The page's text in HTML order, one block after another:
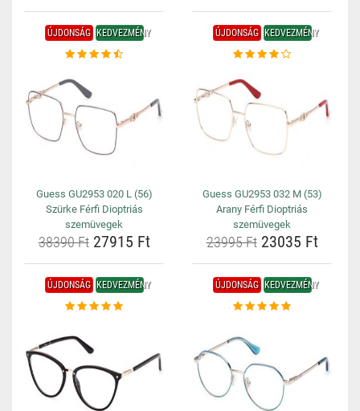
ÚJDONSÁG KEDVEZMÉNY
Guess GU2953 020 L (56)
Szürke Férfi Dioptriás
szemüvegek
38390 Ft27915 Ft
ÚJDONSÁG KEDVEZMÉNY
Guess GU2953 032 M (53)
Arany Férfi Dioptriás
szemüvegek
23995 Ft23035 Ft
ÚJDONSÁG KEDVEZMÉNY ÚJDONSÁG KEDVEZMÉNY